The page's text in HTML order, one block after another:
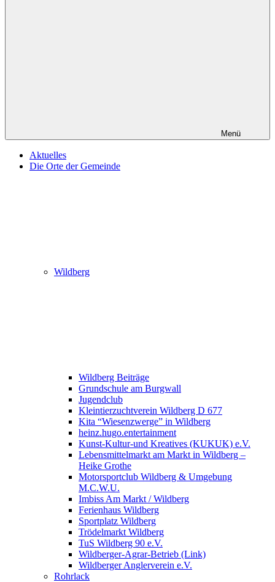
Menü
Aktuelles
Die Orte der Gemeinde
Wildberg
Wildberg Beiträge
Grundschule am Burgwall
Jugendclub
Kleintierzuchtverein Wildberg D 677
Kita “Wiesenzwerge” in Wildberg
heinz.hugo.entertainment
Kunst-Kultur-und Kreatives (KUKUK) e.V.
Lebensmittelmarkt am Markt in Wildberg –
Heike Grothe
Motorsportclub Wildberg & Umgebung
M.C.W.U.
Imbiss Am Markt / Wildberg
Ferienhaus Wildberg
Sportplatz Wildberg
Trödelmarkt Wildberg
TuS Wildberg 90 e.V.
Wildberger-Agrar-Betrieb (Link)
Wildberger Anglerverein e.V.
Rohrlack